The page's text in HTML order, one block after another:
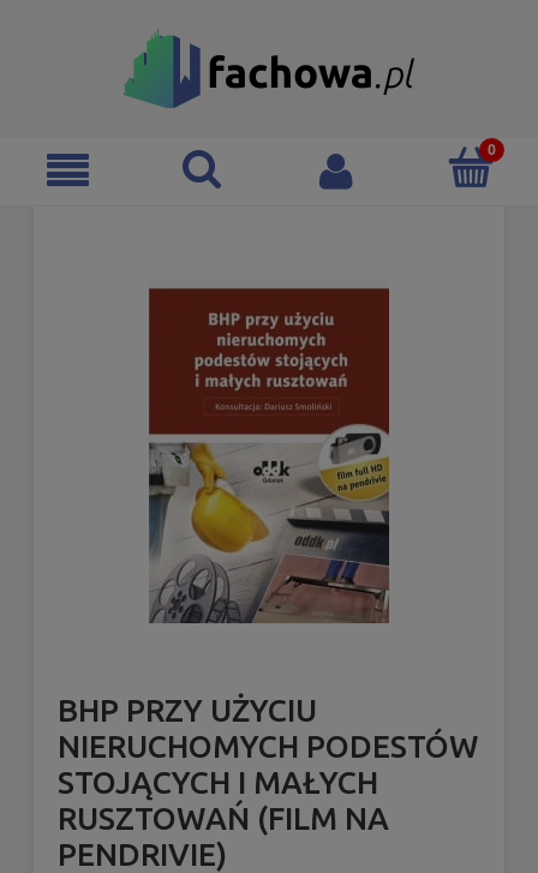
BHP PRZY UŻYCIU
NIERUCHOMYCH PODESTÓW
STOJĄCYCH I MAŁYCH
RUSZTOWAŃ (FILM NA
PENDRIVIE)